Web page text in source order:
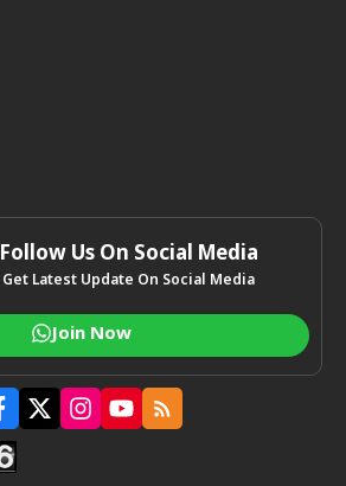
Follow Us On Social Media
Get Latest Update On Social Media
Join Now